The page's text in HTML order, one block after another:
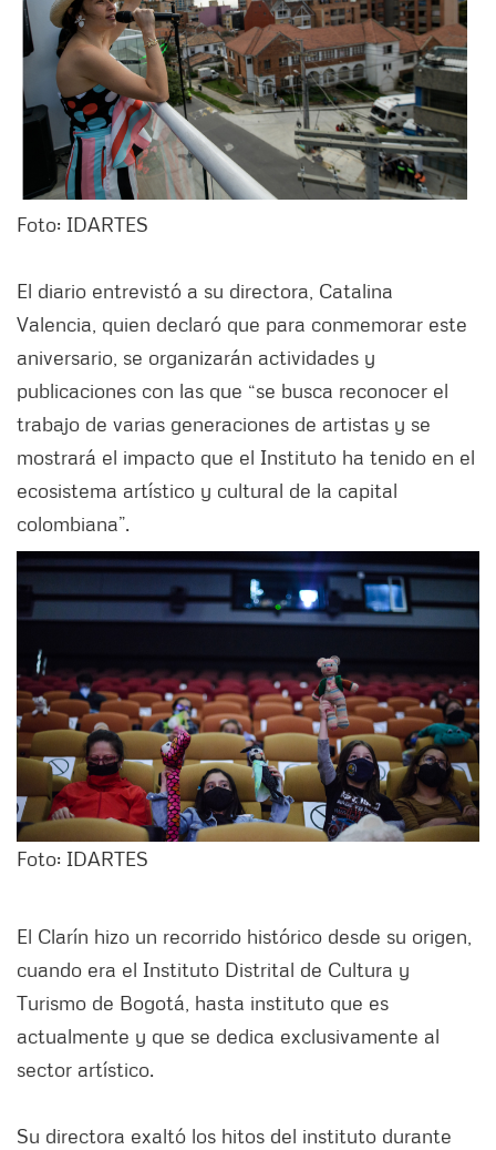
Foto: IDARTES
El diario entrevistó a su directora, Catalina
Valencia, quien declaró que para conmemorar este
aniversario, se organizarán actividades y
publicaciones con las que “se busca reconocer el
trabajo de varias generaciones de artistas y se
mostrará el impacto que el Instituto ha tenido en el
ecosistema artístico y cultural de la capital
colombiana”.
Foto: IDARTES
El Clarín hizo un recorrido histórico desde su origen,
cuando era el Instituto Distrital de Cultura y
Turismo de Bogotá, hasta instituto que es
actualmente y que se dedica exclusivamente al
sector artístico.
Su directora exaltó los hitos del instituto durante